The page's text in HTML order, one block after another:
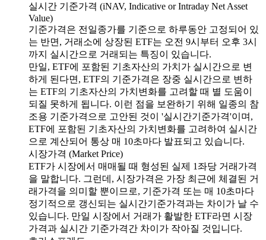
실시간 기준가격 (iNAV, Indicative or Intraday Net Asset
Value)
기준가격은 전일종가를 기준으로 하루동안 고정되어 있
는 반면, 거래소에 상장된 ETF는 오전 9시부터 오후 3시
까지 실시간으로 거래되는 특징이 있습니다.
만일, ETF에 포함된 기초자산의 가치가 실시간으로 변
하게 된다면, ETF의 기준가격은 장중 실시간으로 변하
는 ETF의 기초자산의 가치변화를 고려할 때 별 도움이
되질 못하게 됩니다. 이런 점을 보완하기 위해 일종의 참
조용 기준가격으로 고안된 것이 '실시간기준가격'이며,
ETF에 포함된 기초자산의 가치변화를 고려하여 실시간
으로 계산되어 통상 매 10초마다 발표되고 있습니다.
시장가격 (Market Price)
ETF가 시장에서 매매될 때 형성된 실제 1좌당 거래가격
을 말합니다. 그런데, 시장가격은 가장 최근에 체결된 거
래가격을 의미할 뿐이므로, 기준가격 또는 매 10초마다
정기적으로 갱신되는 실시간기준가격과는 차이가 날 수
있습니다. 만일 시장에서 거래가 활발한 ETF라면 시장
가격과 실시간 기준가격간 차이가 작아질 것입니다.